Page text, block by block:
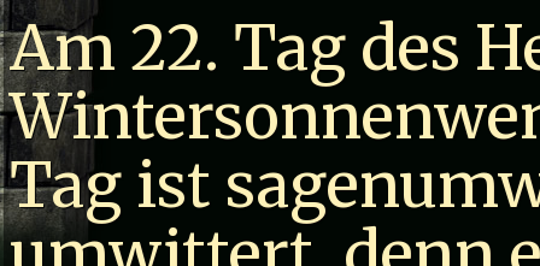
Am 22. Tag des
Tag ist